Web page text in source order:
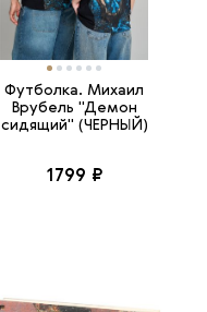
Футболка. Михаил
Врубель "Демон
сидящий" (ЧЕРНЫЙ)
1799 ₽